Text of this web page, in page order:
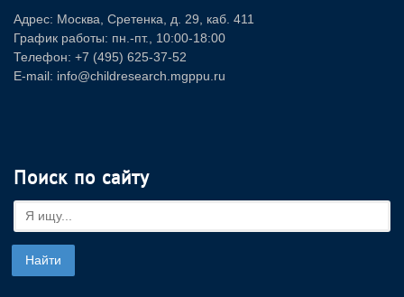
Адрес: Москва, Сретенка, д. 29, каб. 411
График работы: пн.-пт., 10:00-18:00
Телефон: +7 (495) 625-37-52
E-mail: info@childresearch.mgppu.ru
Поиск по сайту